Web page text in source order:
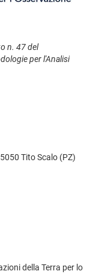
n. 47 del
per l'Analisi
Tito Scalo (PZ)
della Terra per lo